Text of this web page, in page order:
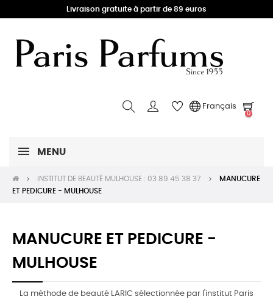
Livraison gratuite à partir de 89 euros
Français
0
MENU
INSTITUT DE BEAUTÉ MULHOUSE : 03 89 45 38 37
MANUCURE
ET PEDICURE - MULHOUSE
MANUCURE ET PEDICURE -
MULHOUSE
La méthode de beauté LARIC sélectionnée par l'institut Paris